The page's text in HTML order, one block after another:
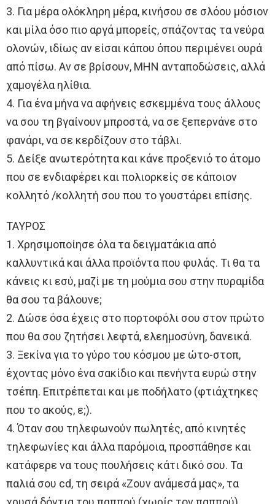
3. Για μέρα ολόκληρη μέρα, κινήσου σε σλόου μόσιον
και μίλα όσο πιο αργά μπορείς, σπάζοντας τα νεύρα
ολονών, ιδίως αν είσαι κάπου όπου περιμένει ουρά
από πίσω. Αν σε βρίσουν, ΜΗΝ ανταποδώσεις, αλλά
χαμογέλα ηλίθια.
4. Για ένα μήνα να αφήνεις εσκεμμένα τους άλλους
να σου τη βγαίνουν μπροστά, να σε ξεπερνάνε στο
φανάρι, να σε κερδίζουν στο τάβλι.
5. Δείξε ανωτερότητα και κάνε προξενιό το άτομο
που σε ενδιαφέρει και πολιορκείς σε κάποιον
κολλητό /κολλητή σου που το γουστάρει επίσης.
ΤΑΥΡΟΣ
1. Χρησιμοποίησε όλα τα δειγματάκια από
καλλυντικά και άλλα προϊόντα που φυλάς. Τι θα τα
κάνεις κι εσύ, μαζί με τη μούμια σου στην πυραμίδα
θα σου τα βάλουνε;
2. Δώσε όσα έχεις στο πορτοφόλι σου στον πρώτο
που θα σου ζητήσει λεφτά, ελεημοσύνη, δανεικά.
3. Ξεκίνα για το γύρο του κόσμου με ώτο-στοπ,
έχοντας μόνο ένα σακίδιο και πενήντα ευρώ στην
τσέπη. Επιτρέπεται και με ποδήλατο (φτιάχτηκες
που το ακούς, ε;).
4. Όταν σου τηλεφωνούν πωλητές, από κινητές
τηλεφωνίες και άλλα παρόμοια, προσπάθησε και
κατάφερε να τους πουλήσεις κάτι δικό σου. Τα
παλιά σου cd, τη σειρά «Ζουν ανάμεσά μας», τα